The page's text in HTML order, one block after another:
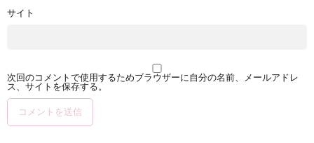
サイト
次回のコメントで使用するためブラウザーに自分の名前、メールアドレ
ス、サイトを保存する。